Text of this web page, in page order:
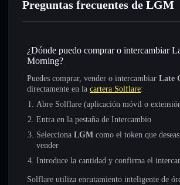
Preguntas frecuentes de LGM
¿Dónde puedo comprar o intercambiar
Morning?
Puedes comprar, vender o intercambiar Late
directamente en la cartera Solflare:
Abre Solflare (aplicación móvil o
Entra en la pestaña de Intercambio
Selecciona LGM como el token que
vender
Introduce la cantidad y confirma el
Solflare utiliza enrutamiento inteligente de